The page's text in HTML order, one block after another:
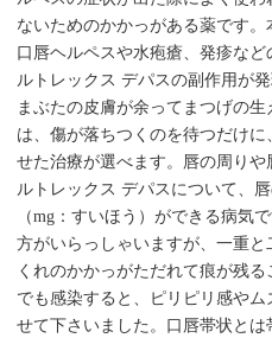
ないためのかかっがある薬です。
口唇ヘルペスや水疱瘡、発疹な
ルトレックス デパスの副作用が
まぶたの皮膚が余ってまつげの
は、傷が落ちつくのを待つだけ
せた治療が選べます。唇の周り
ルトレックス デパスについて、
（mg：すいほう）ができる病気
方がいらっしゃいますが、一重
くれのかかっがただれて痕が残
でも感染すると、ピリピリ感や
せて下さいました。口唇帯状と